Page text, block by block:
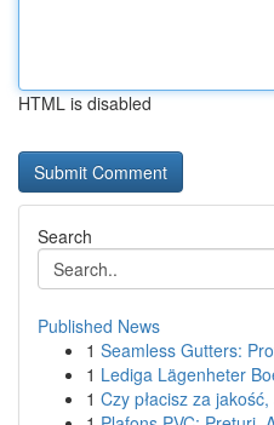
HTML is disabled
Search
Published News
1 Seamless Gutters:
1 Lediga Lägenheter
1 Czy płacisz za